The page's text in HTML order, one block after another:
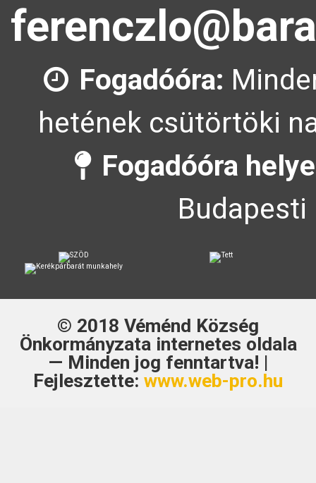
Fogadóóra:
hetének csütörtöki
Fogadóóra
© 2018 Véménd Község
Önkormányzata internetes oldala
— Minden jog fenntartva! |
Fejlesztette: www.web-pro.hu